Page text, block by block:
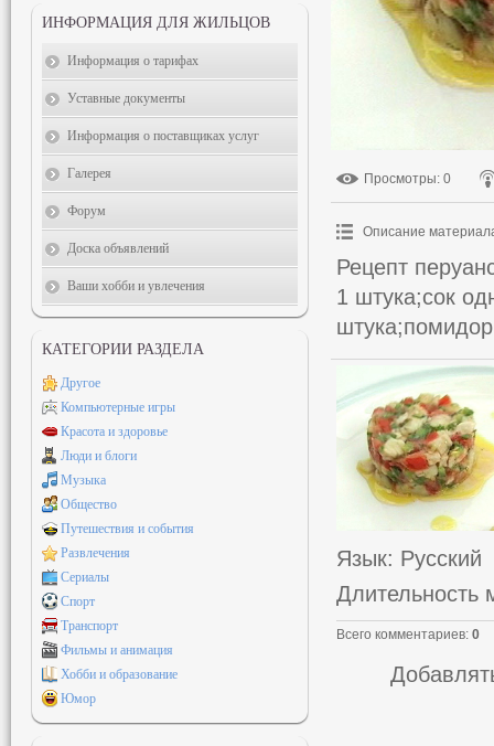
Просмотры: 0
Описание
Рецепт
1 штука;сок
Язык: Русский
Длительность
Всего комментариев: 0
ИНФОРМАЦИЯ ДЛЯ ЖИЛЬЦОВ
Информация о тарифах
Уставные документы
Информация о поставщиках услуг
Галерея
Форум
Доска объявлений
Ваши хобби и увлечения
КАТЕГОРИИ РАЗДЕЛА
Другое
Компьютерные игры
Красота и здоровье
Люди и блоги
Музыка
Общество
Путешествия и события
Развлечения
Сериалы
Спорт
Транспорт
Фильмы и анимация
Хобби и образование
Юмор